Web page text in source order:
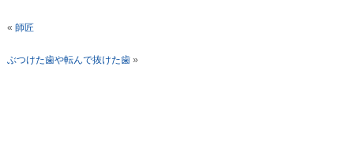
« 師匠
ぶつけた歯や転んで抜けた歯»